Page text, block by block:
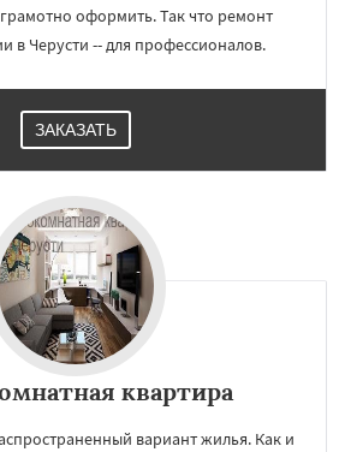
оформить. Так что ремонт
в Черусти -- для профессионалов.
ЗАКАЗАТЬ
квартира
вариант жилья. Как и